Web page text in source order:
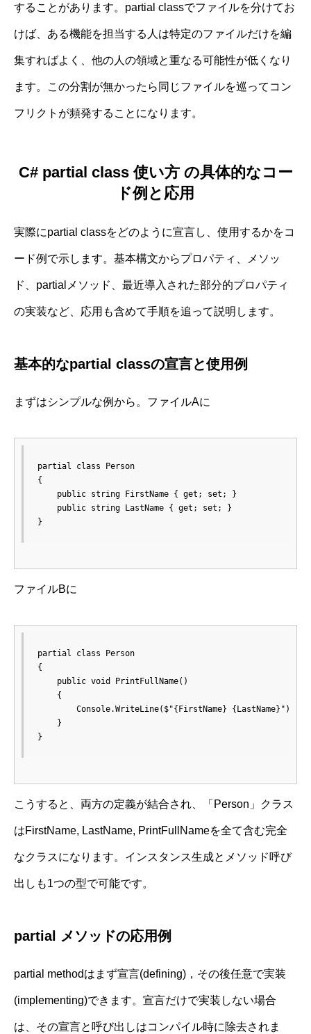
することがあります。partial classでファイルを分けてお
けば、ある機能を担当する人は特定のファイルだけを編
集すればよく、他の人の領域と重なる可能性が低くなり
ます。この分割が無かったら同じファイルを巡ってコン
フリクトが頻発することになります。
C# partial class 使い方 の具体的なコー
ド例と応用
実際にpartial classをどのように宣言し、使用するかをコ
ード例で示します。基本構文からプロパティ、メソッ
ド、partialメソッド、最近導入された部分的プロパティ
の実装など、応用も含めて手順を追って説明します。
基本的なpartial classの宣言と使用例
まずはシンプルな例から。ファイルAに
partial class Person
{
    public string FirstName { get; set; }
    public string LastName { get; set; }
}
ファイルBに
partial class Person
{
    public void PrintFullName()
    {
        Console.WriteLine($"{FirstName} {LastName}");
    }
}
こうすると、両方の定義が結合され、「Person」クラス
はFirstName, LastName, PrintFullNameを全て含む完全
なクラスになります。インスタンス生成とメソッド呼び
出しも1つの型で可能です。
partial メソッドの応用例
partial methodはまず宣言(defining)，その後任意で実装
(implementing)できます。宣言だけで実装しない場合
は、その宣言と呼び出しはコンパイル時に除去されま